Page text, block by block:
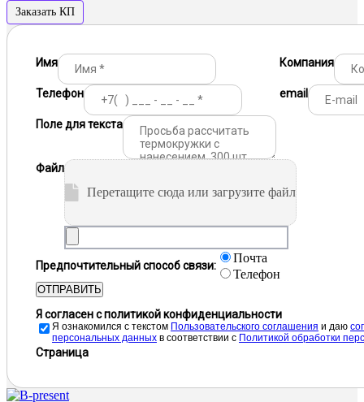
Заказать КП
Имя Компания
Телефон email
Поле для текста
Файл
Перетащите сюда или загрузите файл
Предпочтительный способ связи:
Почта
Телефон
ОТПРАВИТЬ
Я согласен с политикой конфиденциальности
Я ознакомился с текстом Пользовательского соглашения и даю
персональных данных в соответствии с Политикой обработки
Страница